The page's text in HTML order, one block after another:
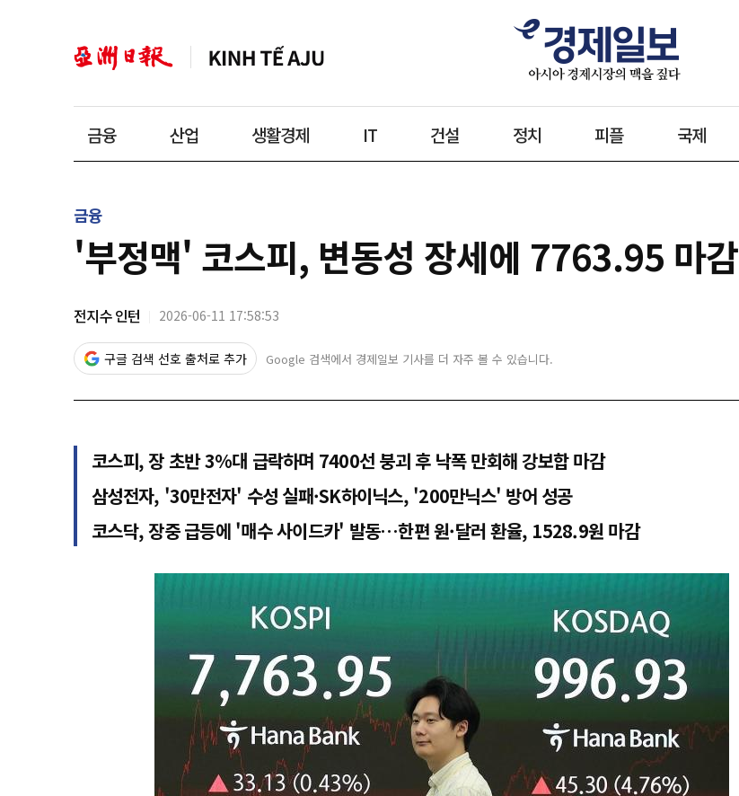
금융 산업 생활경제 IT 건설 정치 피플 국제
금융
'부정맥' 코스피, 변동성 장세에 7763.95 마감
전지수 인턴 2026-06-11 17:58:53
구글 검색 선호 출처로 추가 Google 검색에서 경제일보 기사를 더 자주 볼 수 있습니다.
코스피, 장 초반 3%대 급락하며 7400선 붕괴 후 낙폭 만회해 강보합 마감
삼성전자, '30만전자' 수성 실패·SK하이닉스, '200만닉스' 방어 성공
코스닥, 장중 급등에 '매수 사이드카' 발동…한편 원·달러 환율, 1528.9원 마감